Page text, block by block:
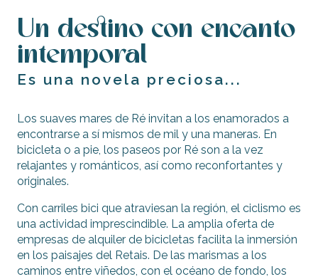
Un destino con encanto
intemporal
Es una novela preciosa...
Los suaves mares de Ré invitan a los enamorados a
encontrarse a sí mismos de mil y una maneras. En
bicicleta o a pie, los paseos por Ré son a la vez
relajantes y románticos, así como reconfortantes y
originales.
Con carriles bici que atraviesan la región, el ciclismo es
una actividad imprescindible. La amplia oferta de
empresas de alquiler de bicicletas facilita la inmersión
en los paisajes del Retais. De las marismas a los
caminos entre viñedos, con el océano de fondo, los